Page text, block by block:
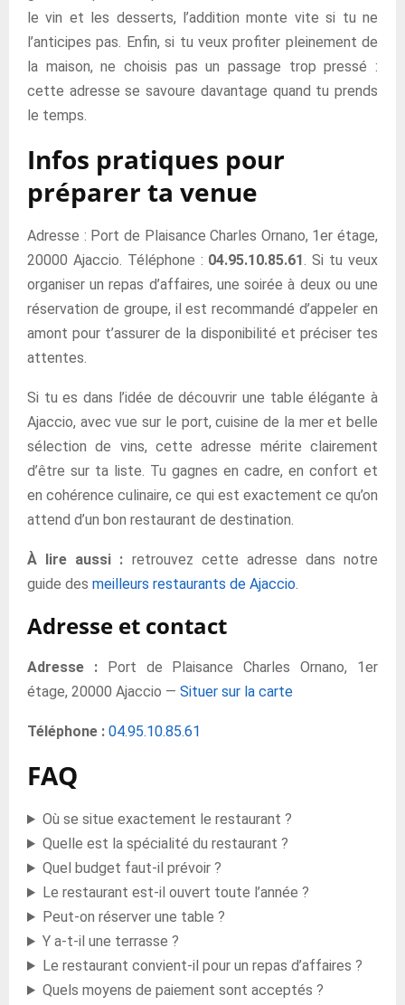
le vin et les desserts, l’addition monte vite si tu ne
l’anticipes pas. Enfin, si tu veux profiter pleinement de
la maison, ne choisis pas un passage trop pressé :
cette adresse se savoure davantage quand tu prends
le temps.
Infos pratiques pour
préparer ta venue
Adresse : Port de Plaisance Charles Ornano, 1er étage,
20000 Ajaccio. Téléphone : 04.95.10.85.61. Si tu veux
organiser un repas d’affaires, une soirée à deux ou une
réservation de groupe, il est recommandé d’appeler en
amont pour t’assurer de la disponibilité et préciser tes
attentes.
Si tu es dans l’idée de découvrir une table élégante à
Ajaccio, avec vue sur le port, cuisine de la mer et belle
sélection de vins, cette adresse mérite clairement
d’être sur ta liste. Tu gagnes en cadre, en confort et
en cohérence culinaire, ce qui est exactement ce qu’on
attend d’un bon restaurant de destination.
À lire aussi : retrouvez cette adresse dans notre
guide des meilleurs restaurants de Ajaccio.
Adresse et contact
Adresse :Port de Plaisance Charles Ornano, 1er
étage, 20000 Ajaccio — Situer sur la carte
Téléphone : 04.95.10.85.61
FAQ
Où se situe exactement le restaurant ?
Quelle est la spécialité du restaurant ?
Quel budget faut-il prévoir ?
Le restaurant est-il ouvert toute l’année ?
Peut-on réserver une table ?
Y a-t-il une terrasse ?
Le restaurant convient-il pour un repas d’affaires ?
Quels moyens de paiement sont acceptés ?